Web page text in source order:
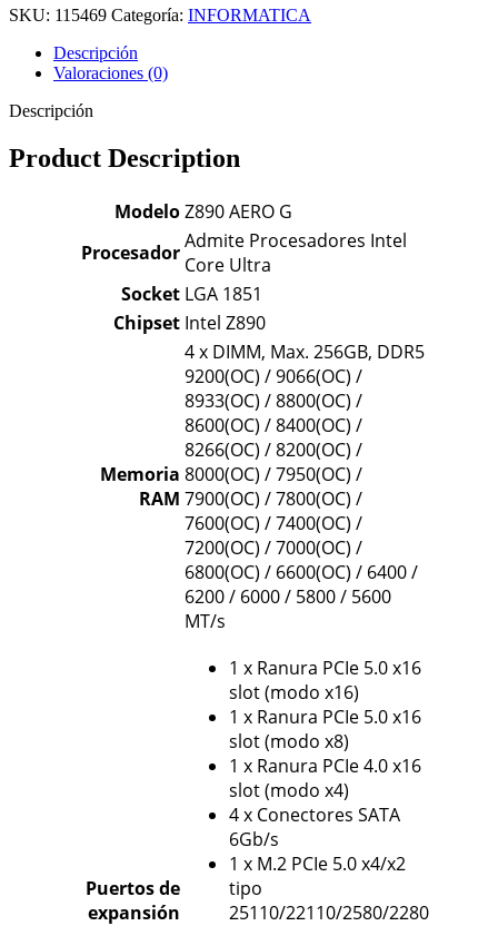
SKU: 115469 Categoría: INFORMATICA
Descripción
Valoraciones (0)
Descripción
Product Description
Modelo Z890 AERO G
Procesador Admite Procesadores Intel
Core Ultra
Socket LGA 1851
Chipset Intel Z890
Memoria
RAM
4 x DIMM, Max. 256GB, DDR5
9200(OC) / 9066(OC) /
8933(OC) / 8800(OC) /
8600(OC) / 8400(OC) /
8266(OC) / 8200(OC) /
8000(OC) / 7950(OC) /
7900(OC) / 7800(OC) /
7600(OC) / 7400(OC) /
7200(OC) / 7000(OC) /
6800(OC) / 6600(OC) / 6400 /
6200 / 6000 / 5800 / 5600
MT/s
Puertos de
expansión
1 x Ranura PCIe 5.0 x16
slot (modo x16)
1 x Ranura PCIe 5.0 x16
slot (modo x8)
1 x Ranura PCIe 4.0 x16
slot (modo x4)
4 x Conectores SATA
6Gb/s
1 x M.2 PCIe 5.0 x4/x2
tipo
25110/22110/2580/2280